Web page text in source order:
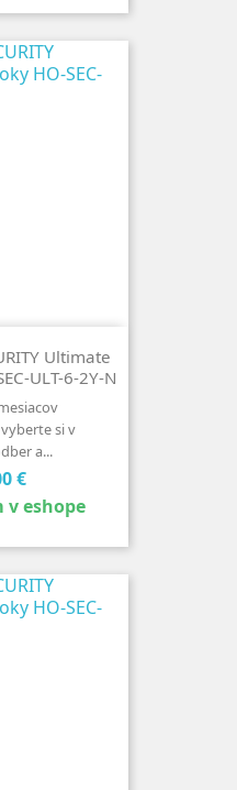
Ultimate
ULT-6-2Y-N
si v
a...
€
v eshope